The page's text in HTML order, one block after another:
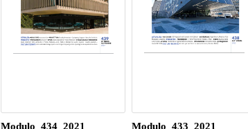
Modulo_434_2021 Modulo_433_2021